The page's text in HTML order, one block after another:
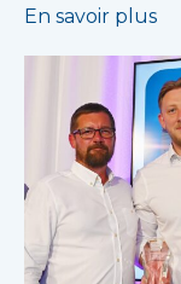
En savoir plus